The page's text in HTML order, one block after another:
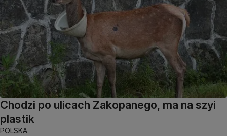
Chodzi po ulicach Zakopanego, ma na szyi
plastik
POLSKA